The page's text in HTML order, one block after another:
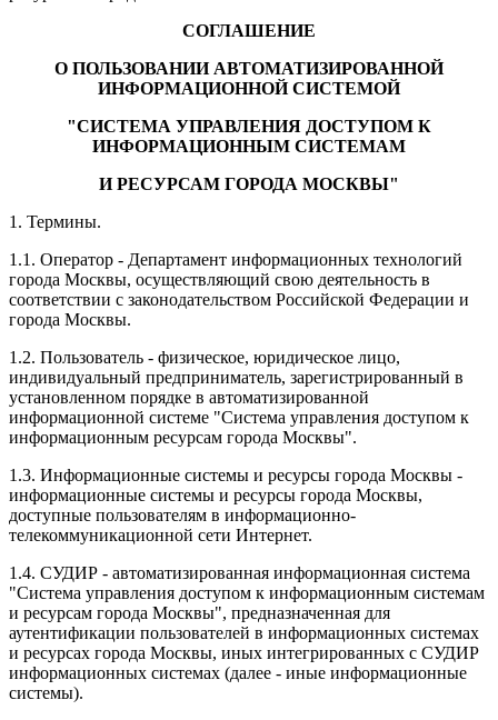
СОГЛАШЕНИЕ
О ПОЛЬЗОВАНИИ АВТОМАТИЗИРОВАННОЙ
ИНФОРМАЦИОННОЙ СИСТЕМОЙ
"СИСТЕМА УПРАВЛЕНИЯ ДОСТУПОМ К
ИНФОРМАЦИОННЫМ СИСТЕМАМ
И РЕСУРСАМ ГОРОДА МОСКВЫ"
1. Термины.
1.1. Оператор - Департамент информационных технологий
города Москвы, осуществляющий свою деятельность в
соответствии с законодательством Российской Федерации и
города Москвы.
1.2. Пользователь - физическое, юридическое лицо,
индивидуальный предприниматель, зарегистрированный в
установленном порядке в автоматизированной
информационной системе "Система управления доступом к
информационным ресурсам города Москвы".
1.3. Информационные системы и ресурсы города Москвы -
информационные системы и ресурсы города Москвы,
доступные пользователям в информационно-
телекоммуникационной сети Интернет.
1.4. СУДИР - автоматизированная информационная система
"Система управления доступом к информационным системам
и ресурсам города Москвы", предназначенная для
аутентификации пользователей в информационных системах
и ресурсах города Москвы, иных интегрированных с СУДИР
информационных системах (далее - иные информационные
системы).